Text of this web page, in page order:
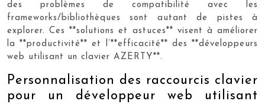
des problèmes de compatibilité avec les
frameworks/bibliothèques sont autant de pistes à
explorer. Ces **solutions et astuces** visent à améliorer
la **productivité** et l’**efficacité** des **développeurs
web utilisant un clavier AZERTY**.
Personnalisation des raccourcis clavier
pour un développeur web utilisant